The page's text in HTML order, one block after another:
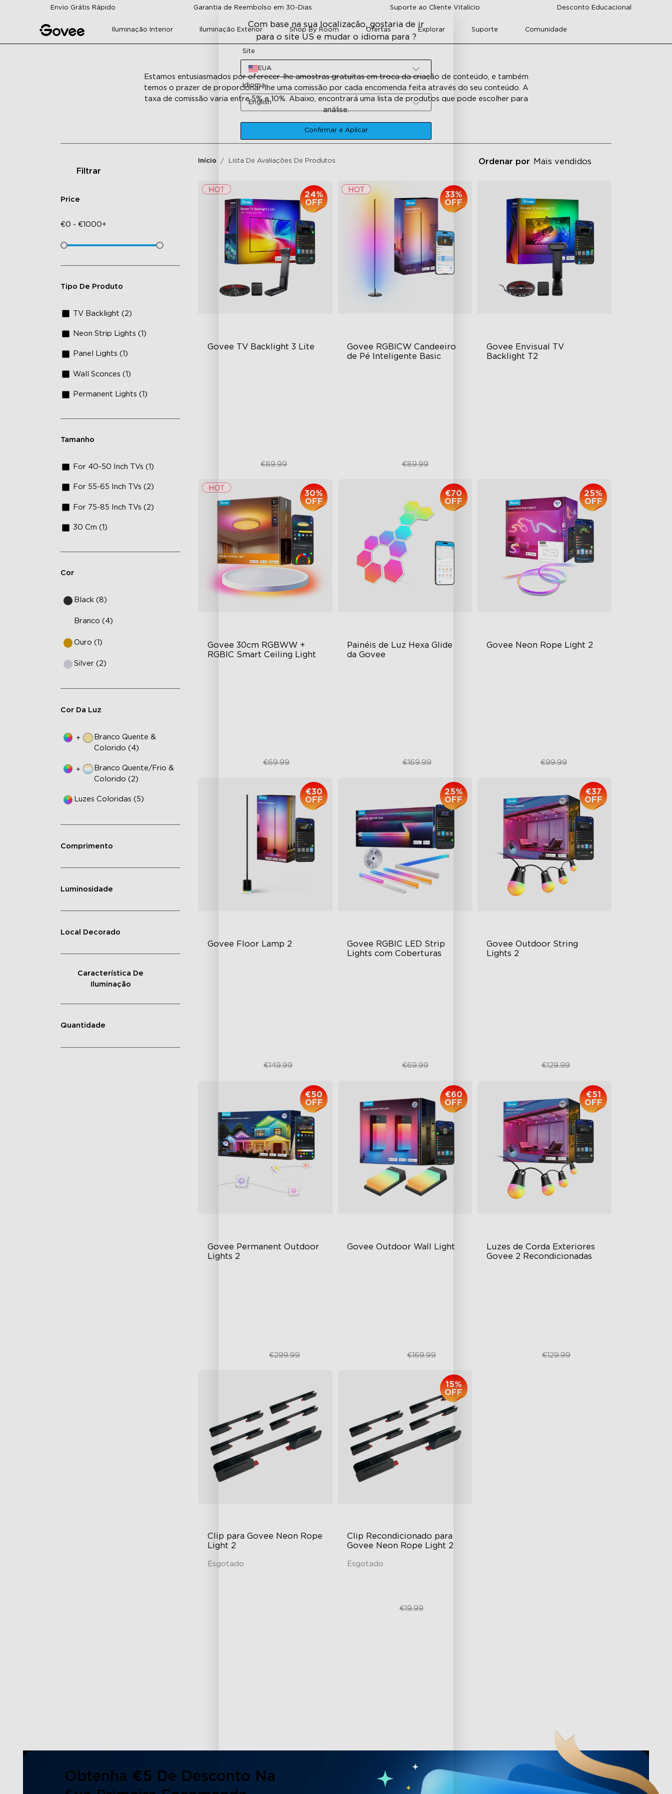
Skip to contentEnvio Grátis Rápido Garantia de Reembolso em 30-Dias Suporte ao Cliente Vitalício Desconto Educacional
Iluminação Interior Iluminação Exterior Shop By Room Ofertas Explorar Suporte Comunidade
Estamos entusiasmados por oferecer-lhe amostras gratuitas em troca da criação de conteúdo, e também
temos o prazer de proporcionar-lhe uma comissão por cada encomenda feita através do seu conteúdo. A
taxa de comissão varia entre 5% e 10%. Abaixo, encontrará uma lista de produtos que pode escolher para
análise.
Filtrar
Price
€0 - €1000+
Tipo De Produto
TV Backlight (2)
Neon Strip Lights (1)
Panel Lights (1)
Wall Sconces (1)
Permanent Lights (1)
Tamanho
For 40-50 Inch TVs (1)
For 55-65 Inch TVs (2)
For 75-85 Inch TVs (2)
30 Cm (1)
Cor
Black (8)
Branco (4)
Ouro (1)
Silver (2)
Cor Da Luz
+
Branco Quente &
Colorido (4)
+
Branco Quente/Frio &
Colorido (2)
Luzes Coloridas (5)
Comprimento
Luminosidade
Local Decorado
Característica De
Iluminação
Quantidade
Início Lista De Avaliações De Produtos Ordenar por Mais vendidos
Govee TV Backlight 3 Lite
24%
OFF
€67.50€89.99
Govee RGBICW Candeeiro
de Pé Inteligente Basic
33%
OFF
€59.99€89.99
Govee Envisual TV
Backlight T2
Govee 30cm RGBWW +
RGBIC Smart Ceiling Light
30%
OFF
€48.98€69.99
Painéis de Luz Hexa Glide
da Govee
€70
OFF
€99.99€169.99
Govee Neon Rope Light 2
25%
OFF
€74.99€99.99
Govee Floor Lamp 2
€30
OFF
€119.99€149.99
Govee RGBIC LED Strip
Lights com Coberturas
25%
OFF
€52.49€69.99
Govee Outdoor String
Lights 2
€37
OFF
€92.99€129.99
Govee Permanent Outdoor
Lights 2
€50
OFF
€249.99€299.99
Govee Outdoor Wall Light
€60
OFF
€109.98€169.99
Luzes de Corda Exteriores
Govee 2 Recondicionadas
€51
OFF
€79.04€129.99
Clip para Govee Neon Rope
Light 2
Esgotado
Clip Recondicionado para
Govee Neon Rope Light 2
15%
OFF
Esgotado
€16.99€19.99
Com base na sua localização, gostaria de ir
para o site US e mudar o idioma para ?
Site
EUA
Idioma
English
Confirmar e Aplicar
Obtenha €5 De Desconto Na